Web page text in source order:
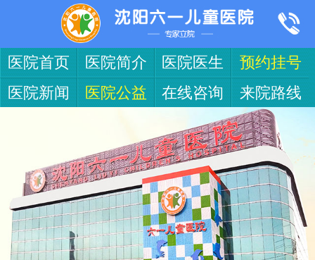
医院首页 医院简介 医院医生
预约挂号
医院新闻
医院公益 在线咨询 来院路线